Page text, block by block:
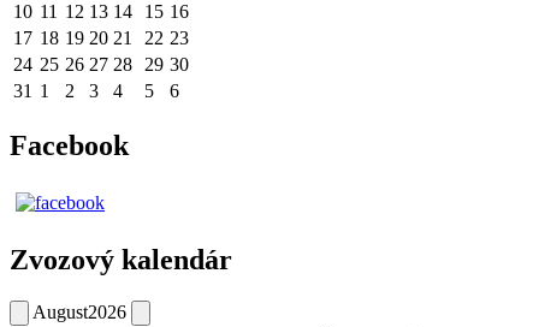
10 11 12 13 14 15 16
17 18 19 20 21 22 23
24 25 26 27 28 29 30
31 1 2 3 4 5 6
Facebook
Zvozový kalendár
August2026